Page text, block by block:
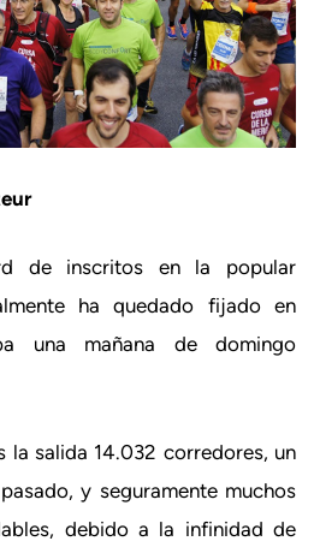
de inscritos en la popular
ha quedado fijado en
una mañana de domingo
la salida 14.032 corredores, un
y seguramente muchos
debido a la infinidad de